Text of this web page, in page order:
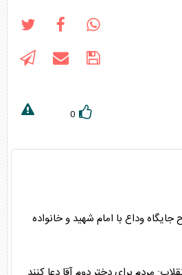
0
جایگاه وداع با امام شهید و خانواده